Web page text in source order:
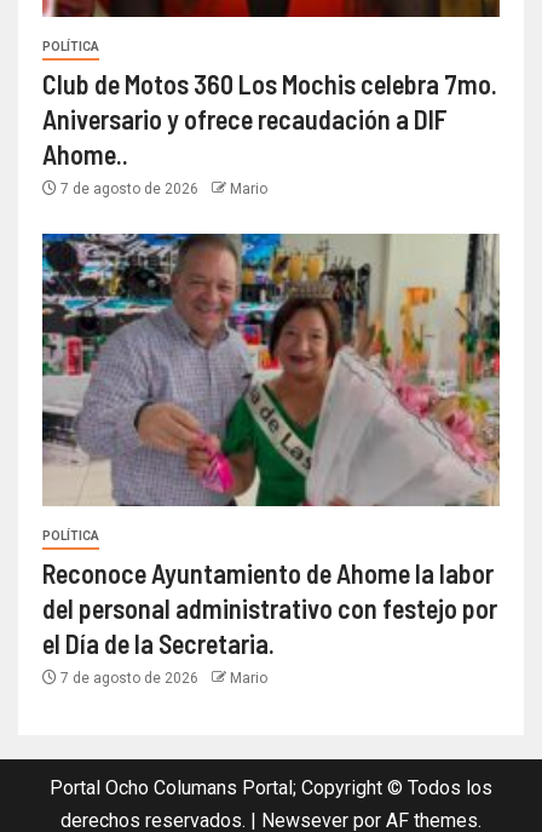
POLÍTICA
Club de Motos 360 Los Mochis celebra 7mo.
Aniversario y ofrece recaudación a DIF
Ahome..
7 de agosto de 2026 Mario
POLÍTICA
Reconoce Ayuntamiento de Ahome la labor
del personal administrativo con festejo por
el Día de la Secretaria.
7 de agosto de 2026 Mario
Portal Ocho Columans Portal; Copyright © Todos los
derechos reservados. | Newsever por AF themes.